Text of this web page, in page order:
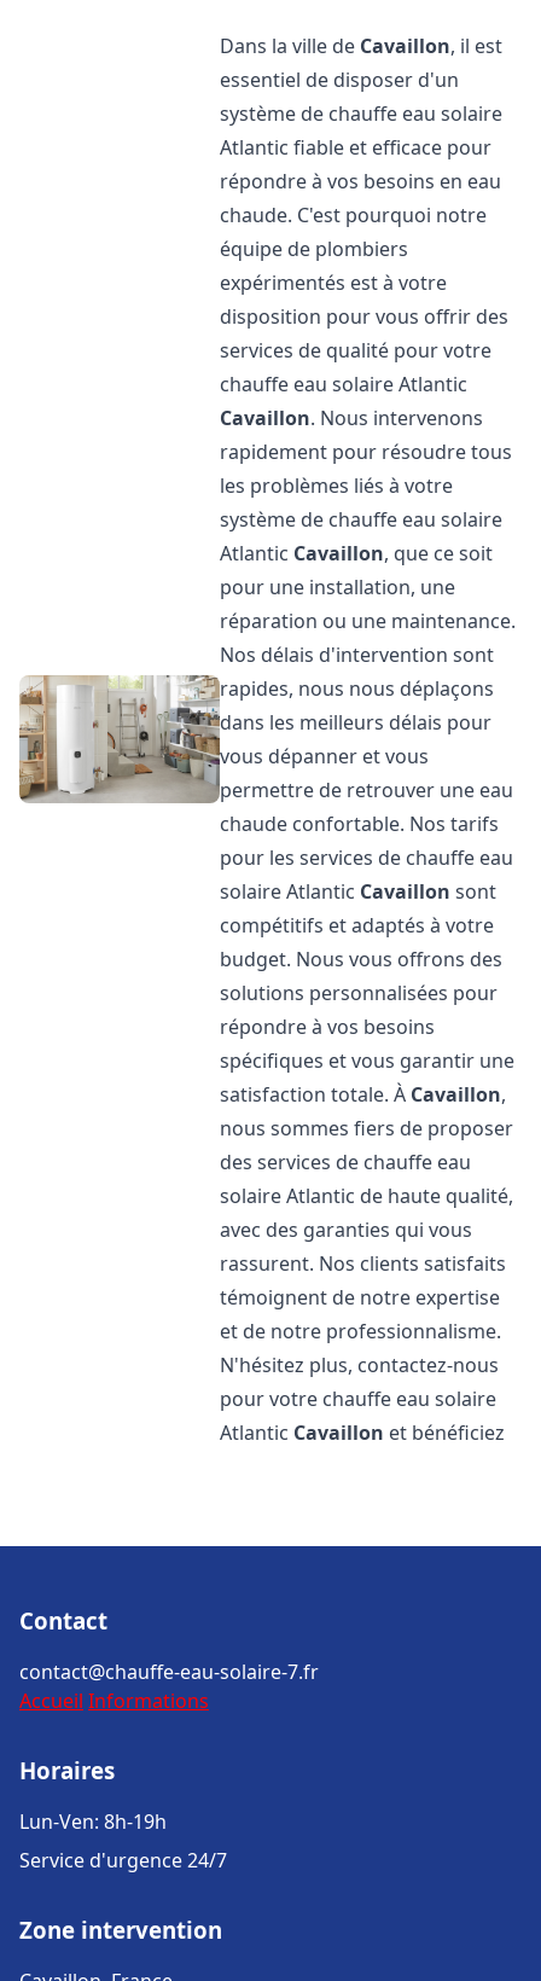
Dans la ville de Cavaillon, il est
essentiel de disposer d'un
système de chauffe eau solaire
Atlantic fiable et efficace pour
répondre à vos besoins en eau
chaude. C'est pourquoi notre
équipe de plombiers
expérimentés est à votre
disposition pour vous offrir des
services de qualité pour votre
chauffe eau solaire Atlantic
Cavaillon. Nous intervenons
rapidement pour résoudre tous
les problèmes liés à votre
système de chauffe eau solaire
Atlantic Cavaillon, que ce soit
pour une installation, une
réparation ou une maintenance.
Nos délais d'intervention sont
rapides, nous nous déplaçons
dans les meilleurs délais pour
vous dépanner et vous
permettre de retrouver une eau
chaude confortable. Nos tarifs
pour les services de chauffe eau
solaire Atlantic Cavaillon sont
compétitifs et adaptés à votre
budget. Nous vous offrons des
solutions personnalisées pour
répondre à vos besoins
spécifiques et vous garantir une
satisfaction totale. À Cavaillon,
nous sommes fiers de proposer
des services de chauffe eau
solaire Atlantic de haute qualité,
avec des garanties qui vous
rassurent. Nos clients satisfaits
témoignent de notre expertise
et de notre professionnalisme.
N'hésitez plus, contactez-nous
pour votre chauffe eau solaire
Atlantic Cavaillon et bénéficiez
Contact
contact@chauffe-eau-solaire-7.fr
Accueil Informations
Horaires
Lun-Ven: 8h-19h
Service d'urgence 24/7
Zone intervention